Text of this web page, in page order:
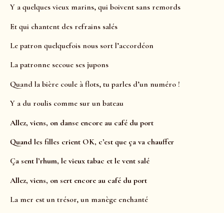
Y a quelques vieux marins, qui boivent sans remords
Et qui chantent des refrains salés
Le patron quelquefois nous sort l’accordéon
La patronne secoue ses jupons
Quand la bière coule à flots, tu parles d’un numéro !
Y a du roulis comme sur un bateau
Allez, viens, on danse encore au café du port
Quand les filles crient OK, c’est que ça va chauffer
Ça sent l’rhum, le vieux tabac et le vent salé
Allez, viens, on sert encore au café du port
La mer est un trésor, un manège enchanté